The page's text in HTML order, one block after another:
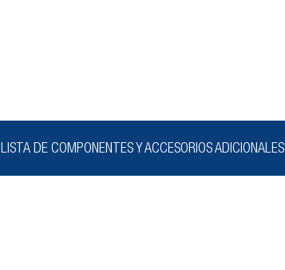
LISTA DE COMPONENTES Y ACCESORIOS ADICIONALES